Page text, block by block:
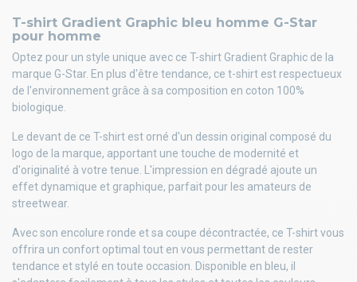
T-shirt Gradient Graphic bleu homme G-Star
pour homme
Optez pour un style unique avec ce T-shirt Gradient Graphic de la
marque G-Star. En plus d'être tendance, ce t-shirt est respectueux
de l'environnement grâce à sa composition en coton 100%
biologique.
Le devant de ce T-shirt est orné d'un dessin original composé du
logo de la marque, apportant une touche de modernité et
d'originalité à votre tenue. L'impression en dégradé ajoute un
effet dynamique et graphique, parfait pour les amateurs de
streetwear.
Avec son encolure ronde et sa coupe décontractée, ce T-shirt vous
offrira un confort optimal tout en vous permettant de rester
tendance et stylé en toute occasion. Disponible en bleu, il